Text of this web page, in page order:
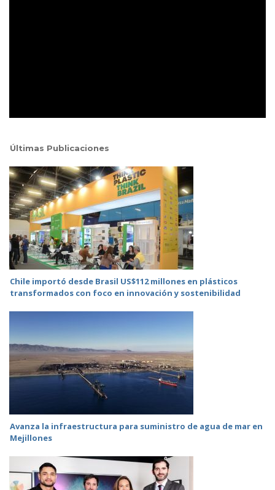
Últimas Publicaciones
Chile importó desde Brasil US$112 millones en plásticos
transformados con foco en innovación y sostenibilidad
Avanza la infraestructura para suministro de agua de mar en
Mejillones